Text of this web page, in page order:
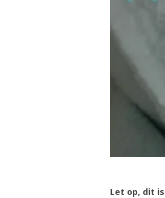
Let op, dit